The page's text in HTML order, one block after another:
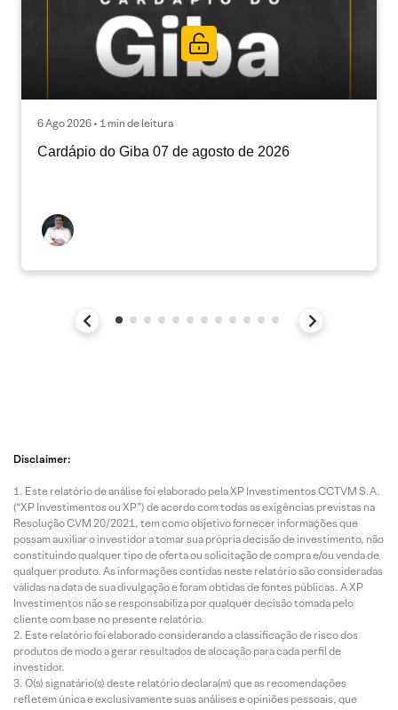
6 Ago 2026 • 1 min de leitura
Cardápio do Giba 07 de agosto de 2026
Disclaimer:
Este relatório de análise foi elaborado pela XP Investimentos CCTVM S.A.
(“XP Investimentos ou XP”) de acordo com todas as exigências previstas na
Resolução CVM 20/2021, tem como objetivo fornecer informações que
possam auxiliar o investidor a tomar sua própria decisão de investimento, não
constituindo qualquer tipo de oferta ou solicitação de compra e/ou venda de
qualquer produto. As informações contidas neste relatório são consideradas
válidas na data de sua divulgação e foram obtidas de fontes públicas. A XP
Investimentos não se responsabiliza por qualquer decisão tomada pelo
cliente com base no presente relatório.
Este relatório foi elaborado considerando a classificação de risco dos
produtos de modo a gerar resultados de alocação para cada perfil de
investidor.
O(s) signatário(s) deste relatório declara(m) que as recomendações
refletem única e exclusivamente suas análises e opiniões pessoais, que